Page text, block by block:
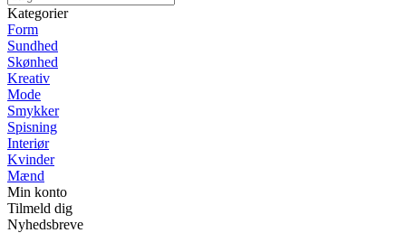
Kategorier
Form
Sundhed
Skønhed
Kreativ
Mode
Smykker
Spisning
Interiør
Kvinder
Mænd
Min konto
Tilmeld dig
Nyhedsbreve